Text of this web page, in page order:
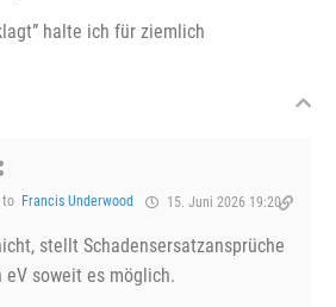
halte ich für ziemlich
to Francis Underwood 15. Juni 2026 19:20
stellt Schadensersatzansprüche
soweit es möglich.